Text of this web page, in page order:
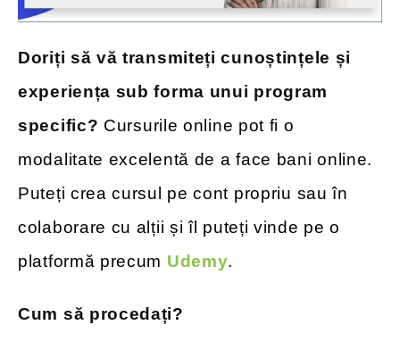
Doriți să vă transmiteți cunoștințele și
experiența sub forma unui program
specific? Cursurile online pot fi o
modalitate excelentă de a face bani online.
Puteți crea cursul pe cont propriu sau în
colaborare cu alții și îl puteți vinde pe o
platformă precum Udemy.
Cum să procedați?